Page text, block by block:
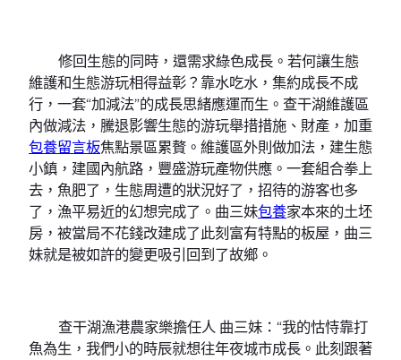
修回生態的同時，還需求綠色成長。若何讓生態
維護和生態游玩相得益彰？靠水吃水，集約成長不成
行，一套“加減法”的成長思緒應運而生。查干湖維護區
內做減法，騰退影響生態的游玩舉措措施、財產，加重
包養留言板焦點景區累贅。維護區外則做加法，建生態
小鎮，建國內航路，豐盛游玩產物供應。一套組合拳上
去，魚肥了，生態周遭的狀況好了，招待的游客也多
了，漁平易近的幻想完成了。曲三妹包養家本來的土坯
房，被當局不花錢改建成了此刻富有特點的板屋，曲三
妹就是被如許的變更吸引回到了故鄉。
查干湖漁港農家樂擔任人 曲三妹：“我的怙恃靠打
魚為生，我們小的時辰就想往年夜城市成長。此刻跟著